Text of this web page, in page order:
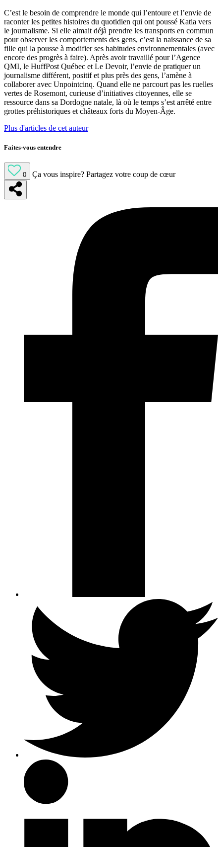
C’est le besoin de comprendre le monde qui l’entoure et l’envie de
raconter les petites histoires du quotidien qui ont poussé Katia vers
le journalisme. Si elle aimait déjà prendre les transports en commun
pour observer les comportements des gens, c’est la naissance de sa
fille qui la pousse à modifier ses habitudes environnementales (avec
encore des progrès à faire). Après avoir travaillé pour l’Agence
QMI, le HuffPost Québec et Le Devoir, l’envie de pratiquer un
journalisme différent, positif et plus près des gens, l’amène à
collaborer avec Unpointcinq. Quand elle ne parcourt pas les ruelles
vertes de Rosemont, curieuse d’initiatives citoyennes, elle se
ressource dans sa Dordogne natale, là où le temps s’est arrêté entre
grottes préhistoriques et châteaux forts du Moyen-Âge.
Plus d'articles de cet auteur
Faites-vous entendre
0 Ça vous inspire? Partagez votre coup de cœur